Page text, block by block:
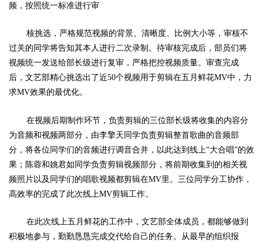
频，按照统一标准进行审
核挑选，严格规范视频的背景、清晰度、比例大小等，审核不
过关的同学将告知其本人进行二次录制。待审核完成后，部员们将
视频统一发送给部长级进行复审，严格把控视频质量。审查完成
后，文艺部精心挑选出了近50个视频用于剪辑在五月鲜花MV中，力
求MV效果的最优化。
在视频后期制作环节，负责剪辑的三位部长级将收集的内容分
为音频和视频两部分，由李擎天同学负责剪辑整首歌曲的音频部
分，将各位同学们的音频进行调音合并，以此达到线上“大合唱”的效
果；陈蓉和姚君如同学负责剪辑视频部分，将前期收集到的相关视
频照片以及同学们的唱歌视频都剪辑在MV里。三位同学分工协作，
高效率的完成了此次线上MV剪辑工作。
在此次线上五月鲜花的工作中，文艺部全体成员，都能够做到
积极地参与，勤勤恳恳完成交代给自己的任务。从最早的组织报